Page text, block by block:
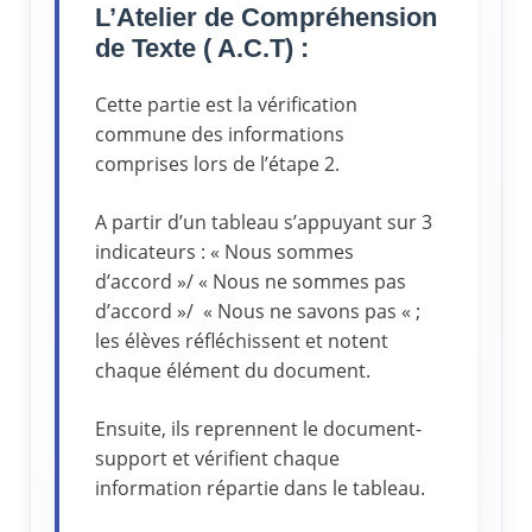
L’Atelier de Compréhension
de Texte ( A.C.T) :
Cette partie est la vérification
commune des informations
comprises lors de l’étape 2.
A partir d’un tableau s’appuyant sur 3
indicateurs : « Nous sommes
d’accord »/ « Nous ne sommes pas
d’accord »/ « Nous ne savons pas « ;
les élèves réfléchissent et notent
chaque élément du document.
Ensuite, ils reprennent le document-
support et vérifient chaque
information répartie dans le tableau.